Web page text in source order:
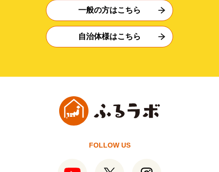
一般の方はこちら
自治体様はこちら
FOLLOW US